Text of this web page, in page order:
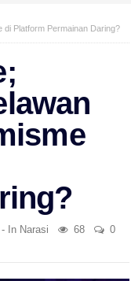
Platform Permainan Daring?
- In Narasi 68 0